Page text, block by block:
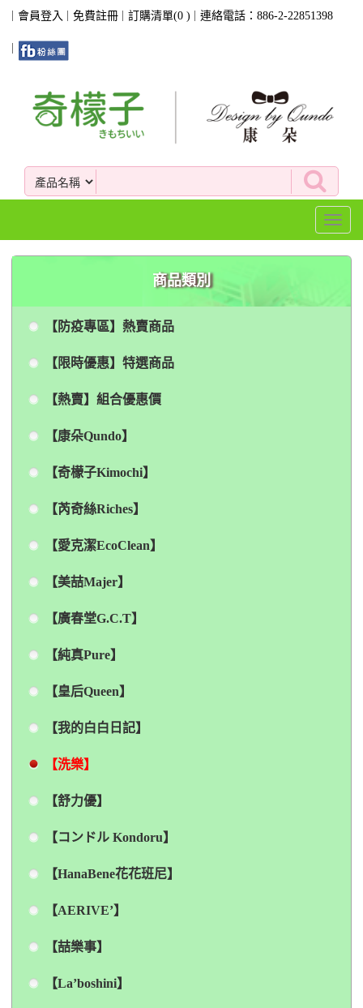
會員登入 免費註冊 訂購清單(0 ) 連絡電話：886-2-22851398
Toggle
商品類別
【防疫專區】熱賣商品
【限時優惠】特選商品
【熱賣】組合優惠價
【康朵Qundo】
【奇檬子Kimochi】
【芮奇絲Riches】
【愛克潔EcoClean】
【美喆Majer】
【廣春堂G.C.T】
【純真Pure】
【皇后Queen】
【我的白白日記】
【洗樂】
【舒力優】
【コンドル Kondoru】
【HanaBene花花班尼】
【AERIVE’】
【喆樂事】
【La’boshini】